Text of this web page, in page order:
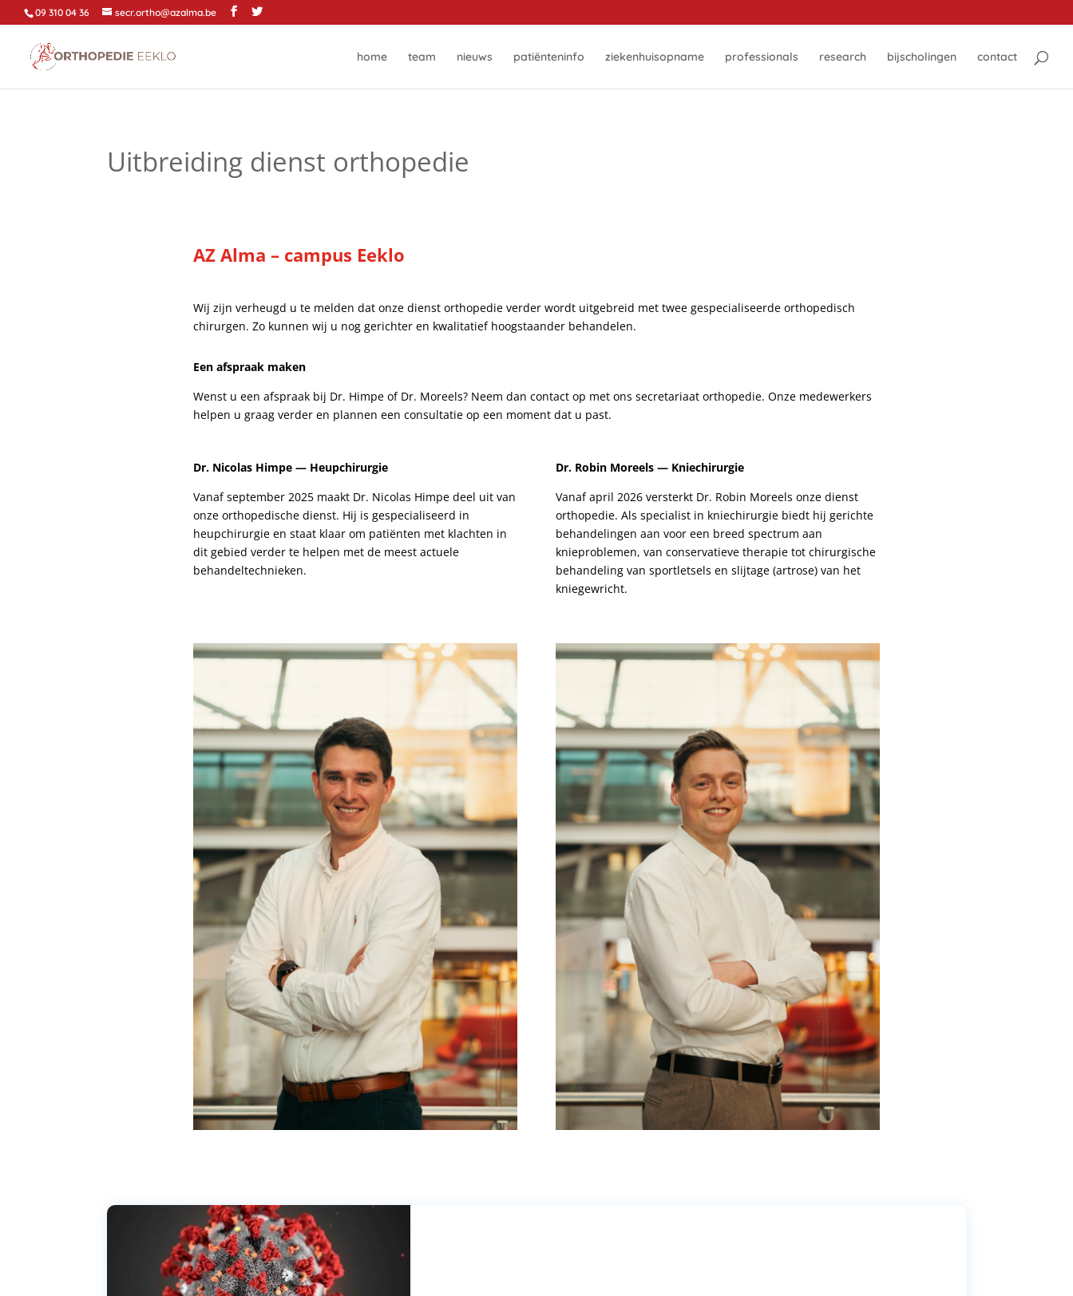
09 310 04 36 secr.ortho@azalma.be
home team nieuws patiënteninfo ziekenhuisopname professionals research bijscholingen contact
Uitbreiding dienst orthopedie
AZ Alma – campus Eeklo
Wij zijn verheugd u te melden dat onze dienst orthopedie verder wordt uitgebreid met twee gespecialiseerde orthopedisch
chirurgen. Zo kunnen wij u nog gerichter en kwalitatief hoogstaander behandelen.
Een afspraak maken
Wenst u een afspraak bij Dr. Himpe of Dr. Moreels? Neem dan contact op met ons secretariaat orthopedie. Onze medewerkers
helpen u graag verder en plannen een consultatie op een moment dat u past.
Dr. Nicolas Himpe — Heupchirurgie
Vanaf september 2025 maakt Dr. Nicolas Himpe deel uit van
onze orthopedische dienst. Hij is gespecialiseerd in
heupchirurgie en staat klaar om patiënten met klachten in
dit gebied verder te helpen met de meest actuele
behandeltechnieken.
Dr. Robin Moreels — Kniechirurgie
Vanaf april 2026 versterkt Dr. Robin Moreels onze dienst
orthopedie. Als specialist in kniechirurgie biedt hij gerichte
behandelingen aan voor een breed spectrum aan
knieproblemen, van conservatieve therapie tot chirurgische
behandeling van sportletsels en slijtage (artrose) van het
kniegewricht.